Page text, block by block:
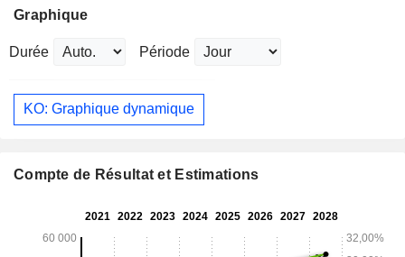
Graphique
Durée Période
KO: Graphique dynamique
Compte de Résultat et Estimations